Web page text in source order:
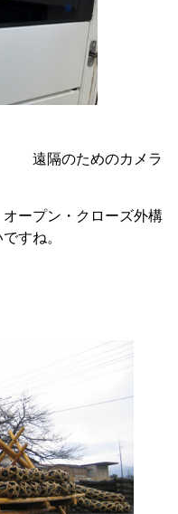
のカメラ
ープン・クローズ外構
すね。